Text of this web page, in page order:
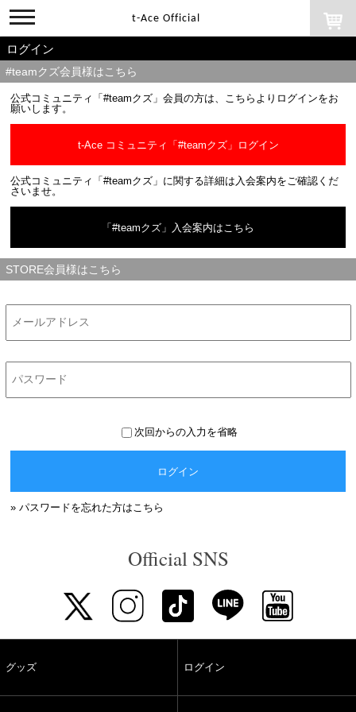
toggle
navigation
t-Ace Official
ログイン
#teamクズ会員様はこちら
公式コミュニティ「#teamクズ」会員の方は、こちらよりログインをお
願いします。
t-Ace コミュニティ「#teamクズ」ログイン
公式コミュニティ「#teamクズ」に関する詳細は入会案内をご確認くだ
さいませ。
「#teamクズ」入会案内はこちら
STORE会員様はこちら
次回からの入力を省略
ログイン
» パスワードを忘れた方はこちら
Official SNS
グッズ ログイン